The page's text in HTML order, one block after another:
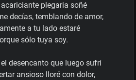
acariciante plegaria soñé
decías, temblando de amor,
a tu lado estaré
sólo tuya soy.
desencanto que luego sufrí
ansioso lloré con dolor,